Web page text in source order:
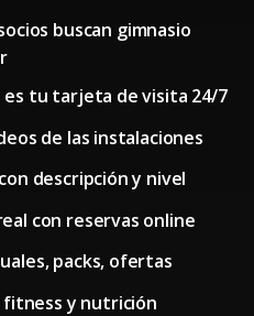
buscan gimnasio
es tu tarjeta de visita 24/7
de las instalaciones
descripción y nivel
con reservas online
packs, ofertas
fitness y nutrición